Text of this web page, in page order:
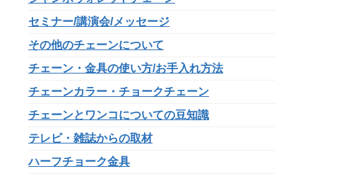
セミナー/講演会/メッセージ
その他のチェーンについて
チェーン・金具の使い方/お手入れ方法
チェーンカラー・チョークチェーン
チェーンとワンコについての豆知識
テレビ・雑誌からの取材
ハーフチョーク金具